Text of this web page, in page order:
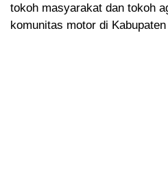
tokoh masyarakat dan tokoh
komunitas motor di